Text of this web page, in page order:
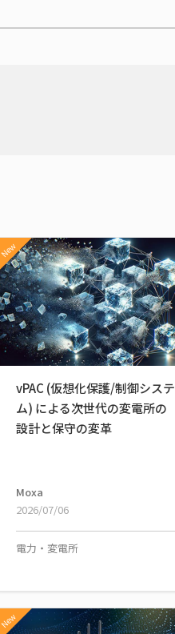
New
vPAC (仮想化保護/制御システ
ム) による次世代の変電所の
設計と保守の変革
Moxa
2026/07/06
電力・変電所
New